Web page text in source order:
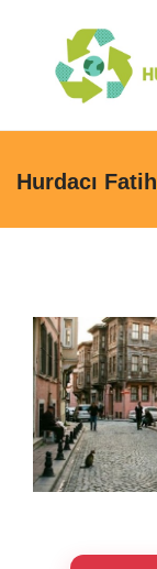
Hurdacı Fatih